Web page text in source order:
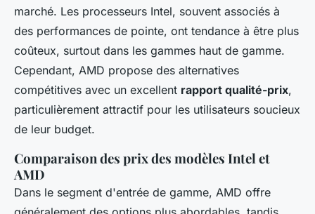
marché. Les processeurs Intel, souvent associés à
des performances de pointe, ont tendance à être plus
coûteux, surtout dans les gammes haut de gamme.
Cependant, AMD propose des alternatives
compétitives avec un excellent rapport qualité-prix,
particulièrement attractif pour les utilisateurs soucieux
de leur budget.
Comparaison des prix des modèles Intel et
AMD
Dans le segment d'entrée de gamme, AMD offre